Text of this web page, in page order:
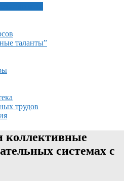
таланты”
трудов
коллективные
системах с